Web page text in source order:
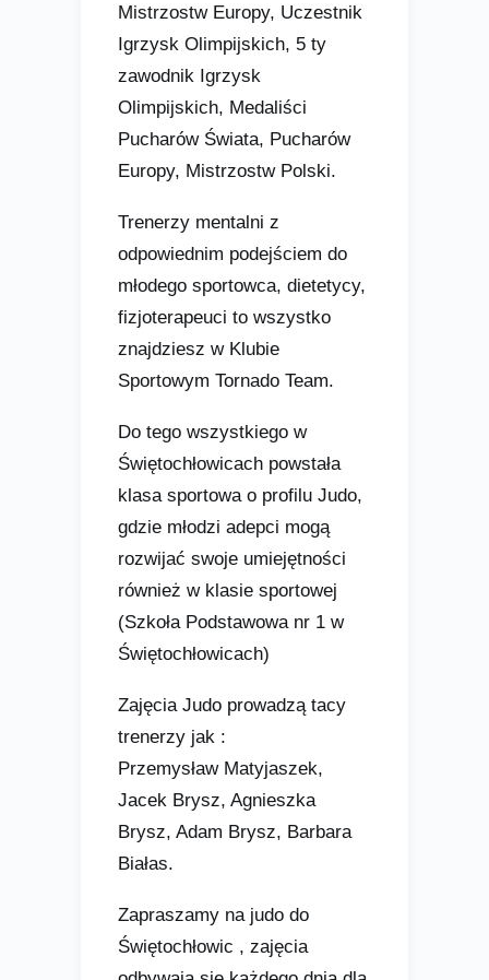
Mistrzostw Europy, Uczestnik
Igrzysk Olimpijskich, 5 ty
zawodnik Igrzysk
Olimpijskich, Medaliści
Pucharów Świata, Pucharów
Europy, Mistrzostw Polski.
Trenerzy mentalni z
odpowiednim podejściem do
młodego sportowca, dietetycy,
fizjoterapeuci to wszystko
znajdziesz w Klubie
Sportowym Tornado Team.
Do tego wszystkiego w
Świętochłowicach powstała
klasa sportowa o profilu Judo,
gdzie młodzi adepci mogą
rozwijać swoje umiejętności
również w klasie sportowej
(Szkoła Podstawowa nr 1 w
Świętochłowicach)
Zajęcia Judo prowadzą tacy
trenerzy jak :
Przemysław Matyjaszek,
Jacek Brysz, Agnieszka
Brysz, Adam Brysz, Barbara
Białas.
Zapraszamy na judo do
Świętochłowic , zajęcia